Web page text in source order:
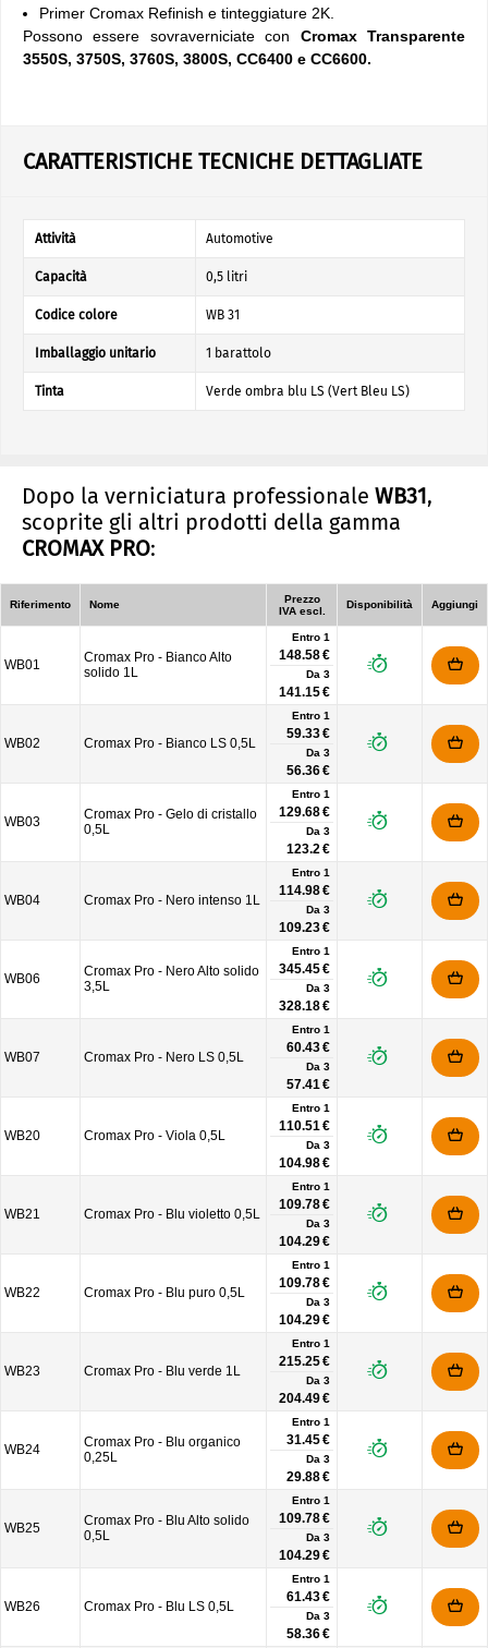
Primer Cromax Refinish e tinteggiature 2K.
Possono essere sovraverniciate con Cromax Transparente
3550S, 3750S, 3760S, 3800S, CC6400 e CC6600.
CARATTERISTICHE TECNICHE DETTAGLIATE
Attività Automotive
Capacità 0,5 litri
Codice colore WB 31
Imballaggio unitario 1 barattolo
Tinta Verde ombra blu LS (Vert Bleu LS)
Dopo la verniciatura professionale WB31,
scoprite gli altri prodotti della gamma
CROMAX PRO:
Riferimento Nome
Prezzo
IVA escl.
Disponibilità Aggiungi
WB01
Cromax Pro - Bianco Alto
solido 1L
Entro 1
148.58 €
Da 3
141.15 €
WB02 Cromax Pro - Bianco LS 0,5L
Entro 1
59.33 €
Da 3
56.36 €
WB03
Cromax Pro - Gelo di cristallo
0,5L
Entro 1
129.68 €
Da 3
123.2 €
WB04 Cromax Pro - Nero intenso 1L
Entro 1
114.98 €
Da 3
109.23 €
WB06
Cromax Pro - Nero Alto solido
3,5L
Entro 1
345.45 €
Da 3
328.18 €
WB07 Cromax Pro - Nero LS 0,5L
Entro 1
60.43 €
Da 3
57.41 €
WB20 Cromax Pro - Viola 0,5L
Entro 1
110.51 €
Da 3
104.98 €
WB21 Cromax Pro - Blu violetto 0,5L
Entro 1
109.78 €
Da 3
104.29 €
WB22 Cromax Pro - Blu puro 0,5L
Entro 1
109.78 €
Da 3
104.29 €
WB23 Cromax Pro - Blu verde 1L
Entro 1
215.25 €
Da 3
204.49 €
WB24
Cromax Pro - Blu organico
0,25L
Entro 1
31.45 €
Da 3
29.88 €
WB25
Cromax Pro - Blu Alto solido
0,5L
Entro 1
109.78 €
Da 3
104.29 €
WB26 Cromax Pro - Blu LS 0,5L
Entro 1
61.43 €
Da 3
58.36 €